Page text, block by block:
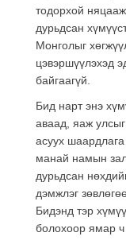
тодорхой
дурьдсан
Монголыг
цэвэршүүлэхэд
байгаагүй.
Бид нарт энэ
аваад, яаж
асуух
манай намын
дурьдсан
дэмжлэг
Бидэнд тэр
болохоор ямар ч